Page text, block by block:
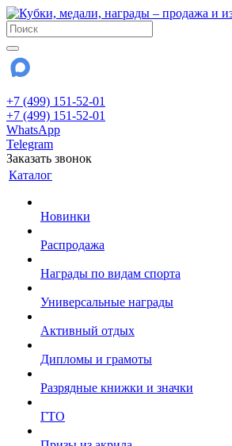
+7 (499) 151-52-01
+7 (499) 151-52-01
WhatsApp
Telegram
Заказать звонок
Каталог
Новинки
Распродажа
Награды по видам спорта
Универсальные награды
Активный отдых
Дипломы и грамоты
Разрядные книжки и значки
ГТО